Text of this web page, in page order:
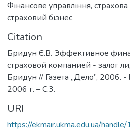
Фінансове управління, страхова
страховий бізнес
Citation
Бридун Є.В. Эффективное
страховой компанией - залог
Бридун // Газета „Дело”,
2006 г. – С.3.
URI
https://ekmair.ukma.edu.ua/